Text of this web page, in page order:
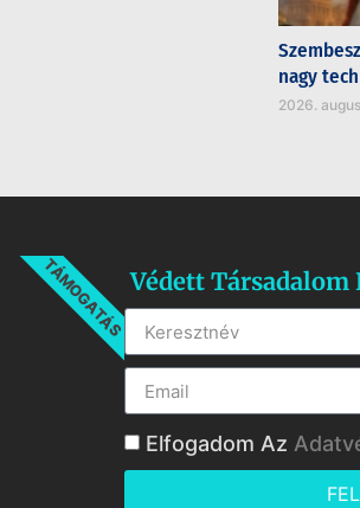
nagy
2026.
TÁMOGATÁSVédett
Elfogadom Az